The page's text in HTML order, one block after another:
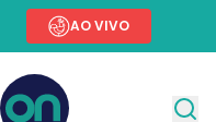
AO VIVO